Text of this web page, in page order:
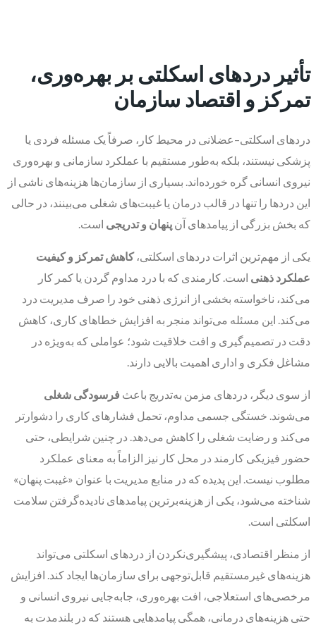
تأثیر دردهای اسکلتی بر بهره‌وری،
تمرکز و اقتصاد سازمان
دردهای اسکلتی–عضلانی در محیط کار، صرفاً یک مسئله فردی یا
پزشکی نیستند، بلکه به‌طور مستقیم با عملکرد سازمانی و بهره‌وری
نیروی انسانی گره خورده‌اند. بسیاری از سازمان‌ها هزینه‌های ناشی از
این دردها را تنها در قالب درمان یا غیبت‌های شغلی می‌بینند، در حالی
که بخش بزرگی از پیامدهای آن پنهان و تدریجی است.
یکی از مهم‌ترین اثرات دردهای اسکلتی،کاهش تمرکز و کیفیت
عملکرد ذهنی است. کارمندی که با درد مداوم گردن یا کمر کار
می‌کند، ناخواسته بخشی از انرژی ذهنی خود را صرف مدیریت درد
می‌کند. این مسئله می‌تواند منجر به افزایش خطاهای کاری، کاهش
دقت در تصمیم‌گیری و افت خلاقیت شود؛ عواملی که به‌ویژه در
مشاغل فکری و اداری اهمیت بالایی دارند.
از سوی دیگر، دردهای مزمن به‌تدریج باعث فرسودگی شغلی
می‌شوند. خستگی جسمی مداوم، تحمل فشارهای کاری را دشوارتر
می‌کند و رضایت شغلی را کاهش می‌دهد. در چنین شرایطی، حتی
حضور فیزیکی کارمند در محل کار نیز الزاماً به معنای عملکرد
مطلوب نیست. این پدیده که در منابع مدیریت با عنوان «غیبت پنهان»
شناخته می‌شود، یکی از هزینه‌برترین پیامدهای نادیده‌گرفتن سلامت
اسکلتی است.
از منظر اقتصادی، پیشگیری‌نکردن از دردهای اسکلتی می‌تواند
هزینه‌های غیرمستقیم قابل‌توجهی برای سازمان‌ها ایجاد کند. افزایش
مرخصی‌های استعلاجی، افت بهره‌وری، جابه‌جایی نیروی انسانی و
حتی هزینه‌های درمانی، همگی پیامدهایی هستند که در بلندمدت به